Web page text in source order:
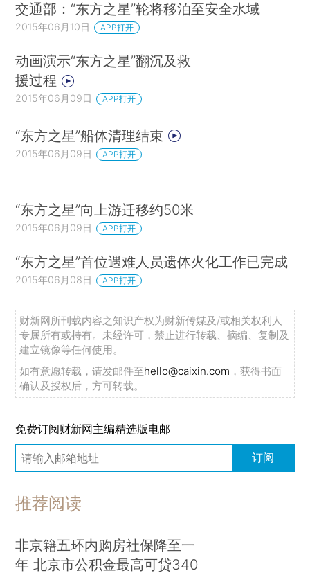
交通部：“东方之星”轮将移泊至安全水域
2015年06月10日 APP打开
动画演示“东方之星”翻沉及救
援过程
2015年06月09日 APP打开
“东方之星”船体清理结束
2015年06月09日 APP打开
“东方之星”向上游迁移约50米
2015年06月09日 APP打开
“东方之星”首位遇难人员遗体火化工作已完成
2015年06月08日 APP打开
财新网所刊载内容之知识产权为财新传媒及/或相关权利人
专属所有或持有。未经许可，禁止进行转载、摘编、复制及
建立镜像等任何使用。
如有意愿转载，请发邮件至hello@caixin.com ，获得书面
确认及授权后，方可转载。
免费订阅财新网主编精选版电邮
订阅
推荐阅读
非京籍五环内购房社保降至一
年 北京市公积金最高可贷340